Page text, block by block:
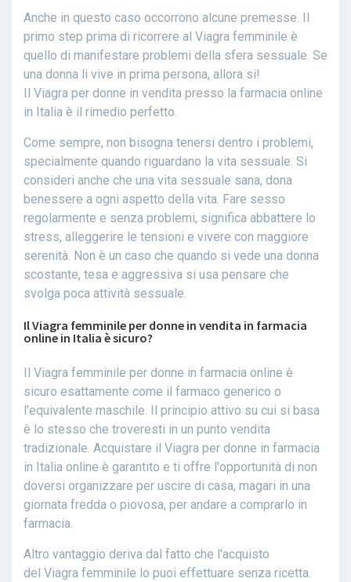
Anche in questo caso occorrono alcune premesse. Il
primo step prima di ricorrere al Viagra femminile è
quello di manifestare problemi della sfera sessuale. Se
una donna li vive in prima persona, allora si!
Il Viagra per donne in vendita presso la farmacia online
in Italia è il rimedio perfetto.
Come sempre, non bisogna tenersi dentro i problemi,
specialmente quando riguardano la vita sessuale. Si
consideri anche che una vita sessuale sana, dona
benessere a ogni aspetto della vita. Fare sesso
regolarmente e senza problemi, significa abbattere lo
stress, alleggerire le tensioni e vivere con maggiore
serenità. Non è un caso che quando si vede una donna
scostante, tesa e aggressiva si usa pensare che
svolga poca attività sessuale.
Il Viagra femminile per donne in vendita in farmacia
online in Italia è sicuro?
Il Viagra femminile per donne in farmacia online è
sicuro esattamente come il farmaco generico o
l'equivalente maschile. Il principio attivo su cui si basa
è lo stesso che troveresti in un punto vendita
tradizionale. Acquistare il Viagra per donne in farmacia
in Italia online è garantito e ti offre l'opportunità di non
doversi organizzare per uscire di casa, magari in una
giornata fredda o piovosa, per andare a comprarlo in
farmacia.
Altro vantaggio deriva dal fatto che l'acquisto
del Viagra femminile lo puoi effettuare senza ricetta.